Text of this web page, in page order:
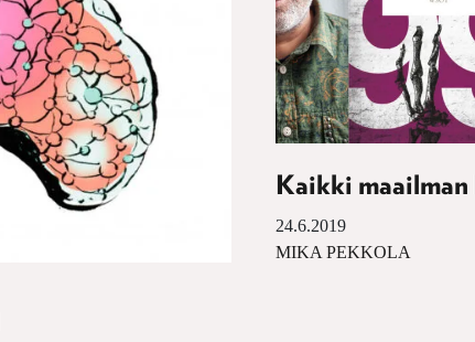
Kaikki maailman
24.6.2019
MIKA PEKKOLA